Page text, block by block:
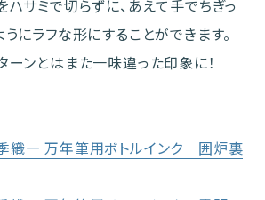
ハサミで切らずに、あえて手でちぎっ
にラフな形にすることができます。
ーンとはまた一味違った印象に！
織― 万年筆用ボトルインク 囲炉裏